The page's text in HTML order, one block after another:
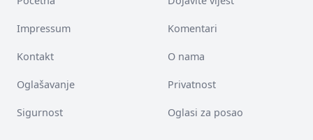
Impressum Komentari
Kontakt O nama
Oglašavanje Privatnost
Sigurnost Oglasi za posao